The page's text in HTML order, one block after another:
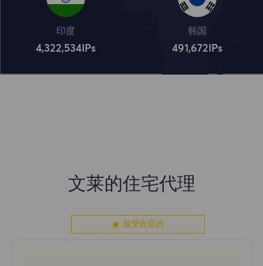
印度
4,322,534 IPs
韩国
491,672 IPs
文莱的住宅代理
最受欢迎的